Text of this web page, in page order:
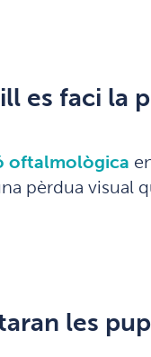
es faci la
oftalmològica
pèrdua visual
les